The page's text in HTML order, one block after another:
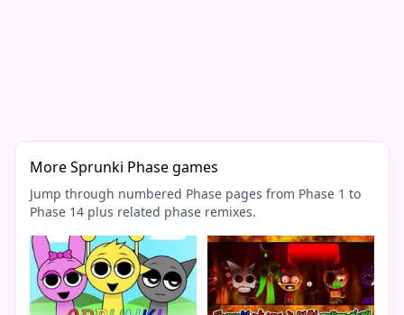
More Sprunki Phase games
Jump through numbered Phase pages from Phase 1 to
Phase 14 plus related phase remixes.